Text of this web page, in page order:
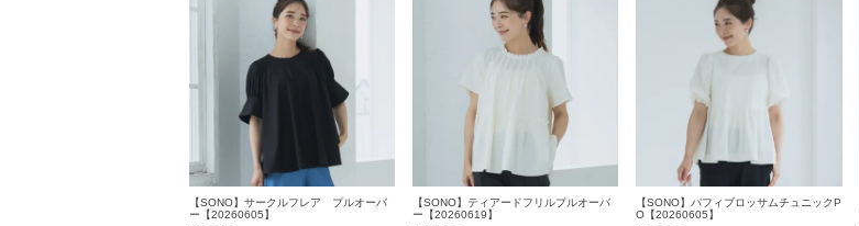
【SONO】サークルフレア プルオーバ
ー【20260605】
【SONO】ティアードフリルプルオーバ
ー【20260619】
【SONO】パフィブロッサムチュニックP
O【20260605】